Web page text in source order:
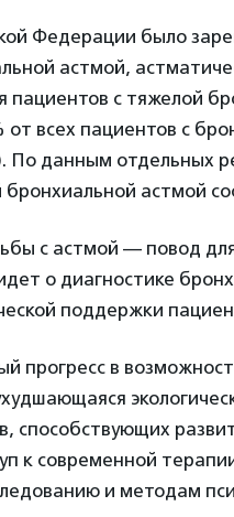
Федерации было
астмой,
пациентов c тяжелой
от всех пациентов с
данным отдельных
астмой
с астмой — повод
о диагностике
поддержки
прогресс в
способствующих
к современной
и методам